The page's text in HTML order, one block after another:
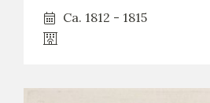
Ca. 1812 - 1815